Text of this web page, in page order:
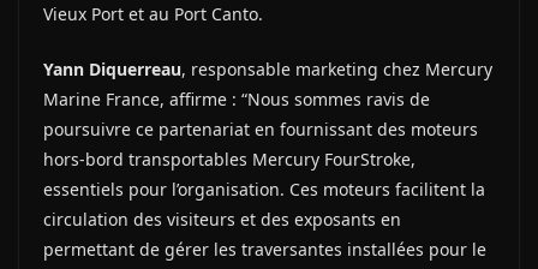
Vieux Port et au Port Canto.
Yann Diquerreau, responsable marketing chez Mercury
Marine France, affirme : “Nous sommes ravis de
poursuivre ce partenariat en fournissant des moteurs
hors-bord transportables Mercury FourStroke,
essentiels pour l’organisation. Ces moteurs facilitent la
circulation des visiteurs et des exposants en
permettant de gérer les traversantes installées pour le